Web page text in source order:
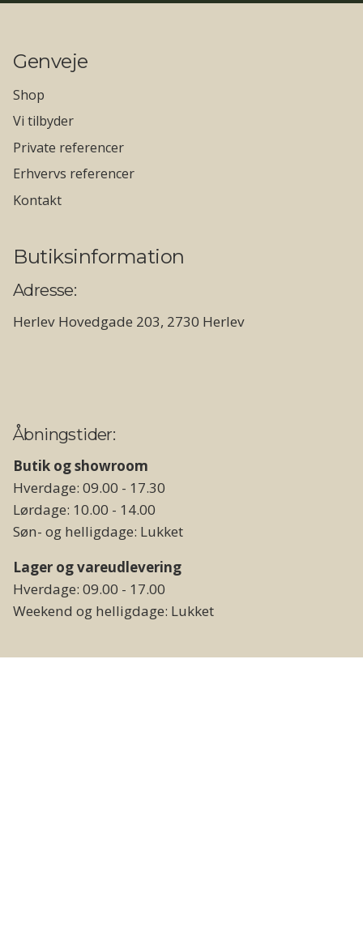
Genveje
Shop
Vi tilbyder
Private referencer
Erhvervs referencer
Kontakt
Butiksinformation
Adresse:
Herlev Hovedgade 203, 2730 Herlev
Åbningstider:
Butik og showroom
Hverdage: 09.00 - 17.30
Lørdage: 10.00 - 14.00
Søn- og helligdage: Lukket
Lager og vareudlevering
Hverdage: 09.00 - 17.00
Weekend og helligdage: Lukket